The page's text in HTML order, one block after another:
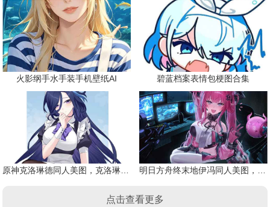
火影纲手水手装手机壁纸AI 碧蓝档案表情包梗图合集
原神克洛琳德同人美图，克洛琳德战败会怎样 明日方舟终末地伊冯同人美图，粉毛恶魔伊冯
点击查看更多